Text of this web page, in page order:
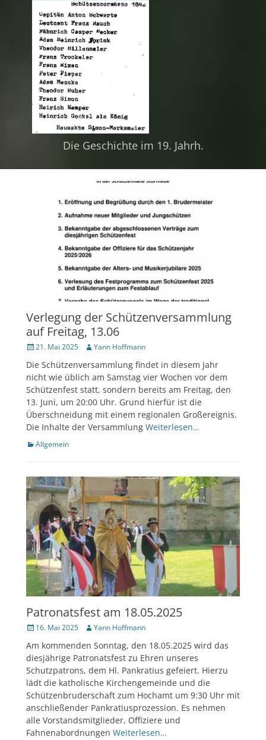
Die Geschichte im 19. Jahrh.
Verlegung der Schützenversammlung
auf Freitag, 13.06
Veröffentlicht
21. Mai 2025 Author
Yann Hoffmann
Die Schützenversammlung findet in diesem Jahr
nicht wie üblich am Samstag vier Wochen vor dem
Schützenfest statt, sondern bereits am Freitag, den
13. Juni, um 20:00 Uhr. Grund hierfür ist die
Überschneidung mit einem regionalen Großereignis.
Die Inhalte der Versammlung Weiterlesen…
Kategorien
Allgemein
Patronatsfest am 18.05.2025
Veröffentlicht
16. Mai 2025 Author
Yann Hoffmann
Am kommenden Sonntag, den 18.05.2025 wird das
diesjährige Patronatsfest zu Ehren unseres
Schutzpatrons, dem Hl. Pankratius gefeiert. Hierzu
lädt die katholische Kirchengemeinde und die
Schützenbruderschaft zum Hochamt um 9:30 Uhr mit
anschließender Pankratiusprozession. Es nehmen
alle Vorstandsmitglieder, Offiziere und
Fahnenabordnungen Weiterlesen…